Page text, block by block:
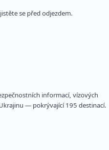
se před odjezdem.
informací, vízových
— pokrývající 195 destinací.